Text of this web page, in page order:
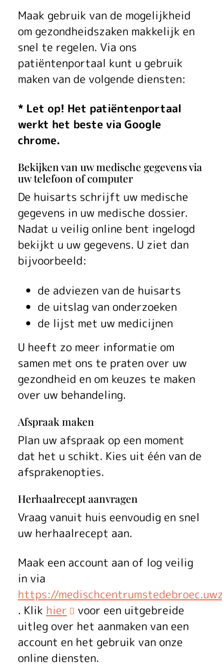
U
w
h
u
i
s
a
r
t
s
e
n
p
r
a
k
t
i
j
k
o
n
l
i
n
e
Maak gebruik van de mogelijkheid
om gezondheidszaken makkelijk en
snel te regelen. Via ons
patiëntenportaal kunt u gebruik
maken van de volgende diensten:
* Let op! Het patiëntenportaal
werkt het beste via Google
chrome.
Bekijken van uw medische gegevens via
uw telefoon of computer
De huisarts schrijft uw medische
gegevens in uw medische dossier.
Nadat u veilig online bent ingelogd
bekijkt u uw gegevens. U ziet dan
bijvoorbeeld:
de adviezen van de huisarts
de uitslag van onderzoeken
de lijst met uw medicijnen
U heeft zo meer informatie om
samen met ons te praten over uw
gezondheid en om keuzes te maken
over uw behandeling.
Afspraak maken
Plan uw afspraak op een moment
dat het u schikt. Kies uit één van de
afsprakenopties.
Herhaalrecept aanvragen
Vraag vanuit huis eenvoudig en snel
uw herhaalrecept aan.
Maak een account aan of log veilig
in via
https://
. Klik hier
voor een uitgebreide
uitleg over het aanmaken van een
account en het gebruik van onze
online diensten.